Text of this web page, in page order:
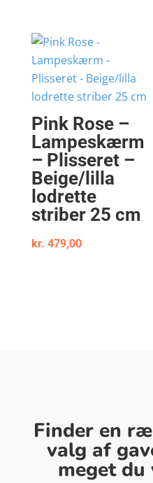
Pink Rose –
Lampeskærm
– Plisseret –
Beige/lilla
lodrette
striber 25 cm
kr. 479,00
Finder en
valg af
meget